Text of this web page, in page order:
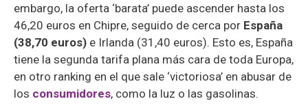
embargo, la oferta ‘barata’ puede ascender hasta los
46,20 euros en Chipre, seguido de cerca por España
(38,70 euros) e Irlanda (31,40 euros). Esto es, España
tiene la segunda tarifa plana más cara de toda Europa,
en otro ranking en el que sale ‘victoriosa’ en abusar de
los consumidores, como la luz o las gasolinas.